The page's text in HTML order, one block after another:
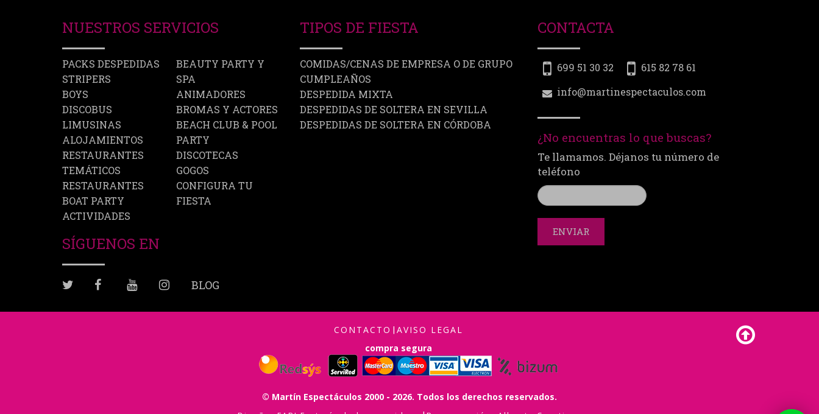
NUESTROS SERVICIOS
PACKS DESPEDIDAS
STRIPERS
BOYS
DISCOBUS
LIMUSINAS
ALOJAMIENTOS
RESTAURANTES
TEMÁTICOS
RESTAURANTES
BOAT PARTY
ACTIVIDADES
BEAUTY PARTY Y
SPA
ANIMADORES
BROMAS Y ACTORES
BEACH CLUB & POOL
PARTY
DISCOTECAS
GOGOS
CONFIGURA TU
FIESTA
SÍGUENOS EN
BLOG
TIPOS DE FIESTA
COMIDAS/CENAS DE EMPRESA O DE GRUPO
CUMPLEAÑOS
DESPEDIDA MIXTA
DESPEDIDAS DE SOLTERA EN SEVILLA
DESPEDIDAS DE SOLTERA EN CÓRDOBA
CONTACTA
699 51 30 32
615 82 78 61
info@martinespectaculos.com
¿No encuentras lo que buscas?
Te llamamos. Déjanos tu número de
teléfono
ENVIAR
CONTACTO | AVISO LEGAL
compra segura
© Martín Espectáculos 2000 - 2026. Todos los derechos reservados.